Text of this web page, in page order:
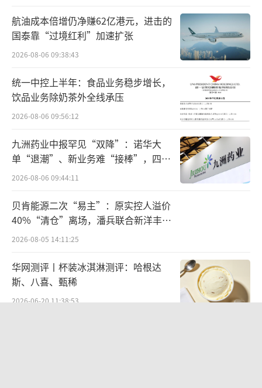
有人说，张德芹的这番讲话也为市场传递
出正向的信息，行业对茅台的价格波动有着更
加务实、客观、科学的认识。
（责任编辑：zx0600）
航油成本倍增仍净赚62亿港元，进击的
国泰靠“过境红利”加速扩张
2026-08-06 09:38:43
统一中控上半年：食品业务稳步增长，
饮品业务除奶茶外全线承压
2026-08-06 09:56:12
九洲药业中报罕见“双降”：诺华大
单“退潮”、新业务难“接棒”，四大
难关待闯
2026-08-06 09:44:11
贝肯能源二次“易主”：原实控人溢价
40%“清仓”离场，潘兵联合新洋丰、
宏科百世拟入主
2026-08-05 14:11:25
华网测评丨杯装冰淇淋测评：哈根达
斯、八喜、甄稀
2026-06-20 11:38:53